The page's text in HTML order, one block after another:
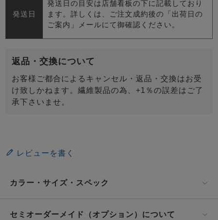
発送日
発送日の目安は店舗看板の下に記載しており
ます。詳しくは、ご注文成約後の「出荷日の
ご案内」メールにて御確認ください。
返品・交換について
お客様ご都合によるキャンセル・返品・交換はお受
け致しかねます。繊維製品の為、+1％の誤差はご了
承下さいませ。
レビューを書く
カラー・サイズ・スペック
セミオーダーメイド（オプション）について